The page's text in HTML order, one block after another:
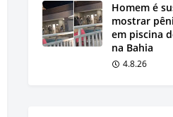
Homem é
mostrar
em piscina
na Bahia
4.8.26